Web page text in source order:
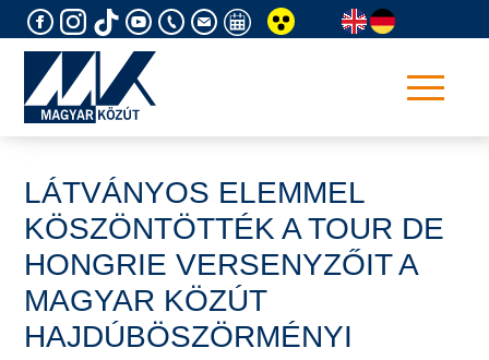
to
LÁTVÁNYOS ELEMMEL
KÖSZÖNTÖTTÉK A TOUR DE
HONGRIE VERSENYZŐIT A
MAGYAR KÖZÚT
HAJDÚBÖSZÖRMÉNYI